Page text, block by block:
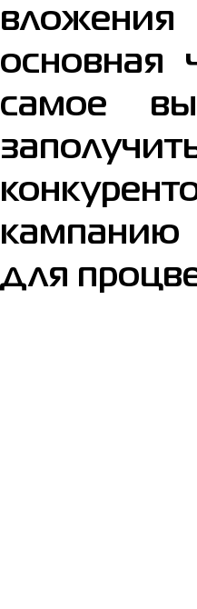
основная
самое
кампанию
для